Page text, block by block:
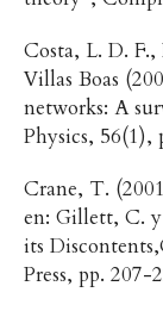
Costa, L. D.
Villas Boas
networks: A
Physics, 56(1),
Crane, T.
en: Gillett, C. y
its
Press, pp. 207-